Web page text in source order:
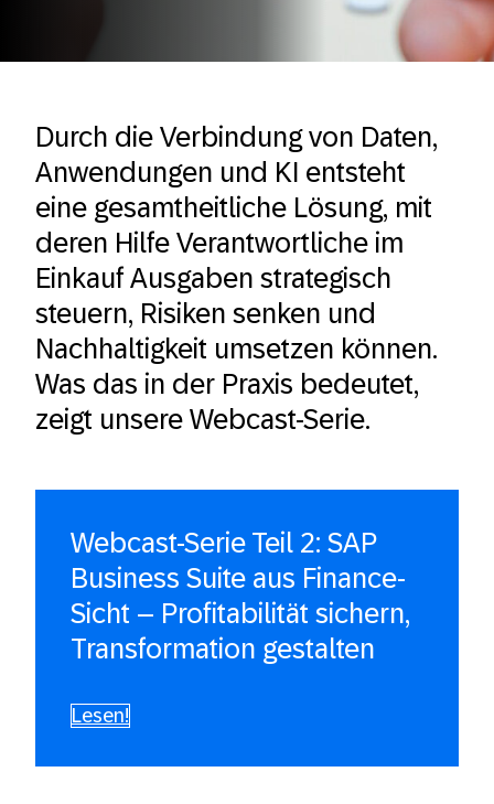
Durch die Verbindung von Daten,
Anwendungen und KI entsteht
eine gesamtheitliche Lösung, mit
deren Hilfe Verantwortliche im
Einkauf Ausgaben strategisch
steuern, Risiken senken und
Nachhaltigkeit umsetzen können.
Was das in der Praxis bedeutet,
zeigt unsere Webcast-Serie.
Webcast-Serie Teil 2: SAP
Business Suite aus Finance-
Sicht – Profitabilität sichern,
Transformation gestalten
Lesen!